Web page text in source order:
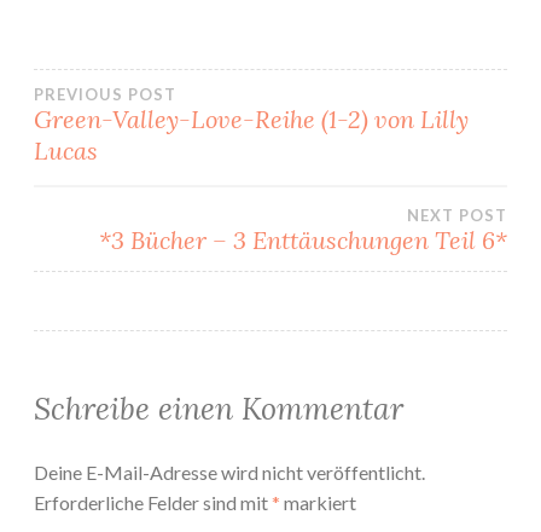
Beitragsnavigation
PREVIOUS POST
Green-Valley-Love-Reihe (1-2) von Lilly
Lucas
NEXT POST
*3 Bücher – 3 Enttäuschungen Teil 6*
Schreibe einen Kommentar
Deine E-Mail-Adresse wird nicht veröffentlicht.
Erforderliche Felder sind mit* markiert